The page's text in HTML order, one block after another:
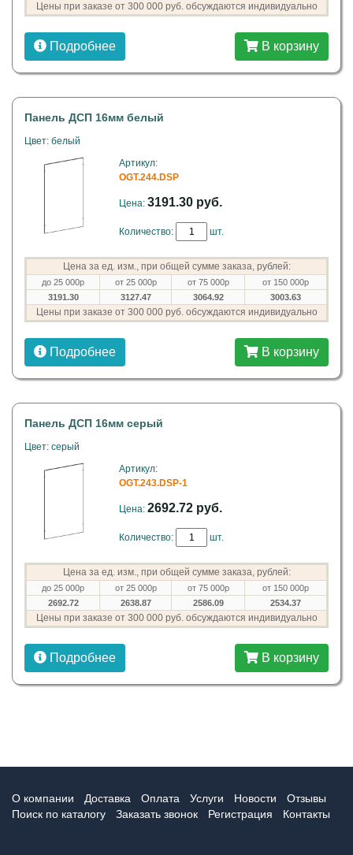
Цены при заказе от 300 000 руб. обсуждаются индивидуально
Подробнее В корзину
Панель ДСП 16мм белый
Цвет: белый
Артикул:
OGT.244.DSP
Цена: 3191.30 руб.
Количество: шт.
Цена за ед. изм., при общей сумме заказа, рублей:
до 25 000р от 25 000р от 75 000р
от 150 000р
3191.30
3127.47 3064.92 3003.63
Цены при заказе от 300 000 руб. обсуждаются индивидуально
Подробнее В корзину
Панель ДСП 16мм серый
Цвет: серый
Артикул:
OGT.243.DSP-1
Цена: 2692.72 руб.
Количество: шт.
Цена за ед. изм., при общей сумме заказа, рублей:
до 25 000р от 25 000р от 75 000р
от 150 000р
2692.72
2638.87 2586.09 2534.37
Цены при заказе от 300 000 руб. обсуждаются индивидуально
Подробнее В корзину
О компании Доставка Оплата Услуги Новости
Отзывы
Поиск по каталогу
Заказать звонок Регистрация Контакты